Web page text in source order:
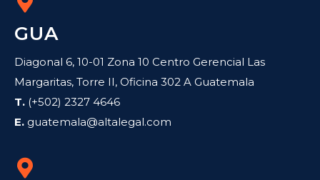
GUA
Diagonal 6, 10-01 Zona 10 Centro Gerencial Las
Margaritas, Torre II, Oficina 302 A Guatemala
T. (+502) 2327 4646
E. guatemala@altalegal.com